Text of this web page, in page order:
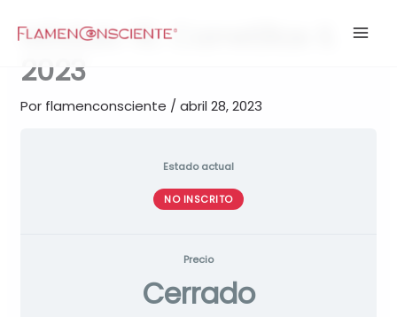
Módulo 16. Carretillas II.
2023
Por flamenconsciente /abril 28, 2023
Estado actual
NO INSCRITO
Precio
Cerrado